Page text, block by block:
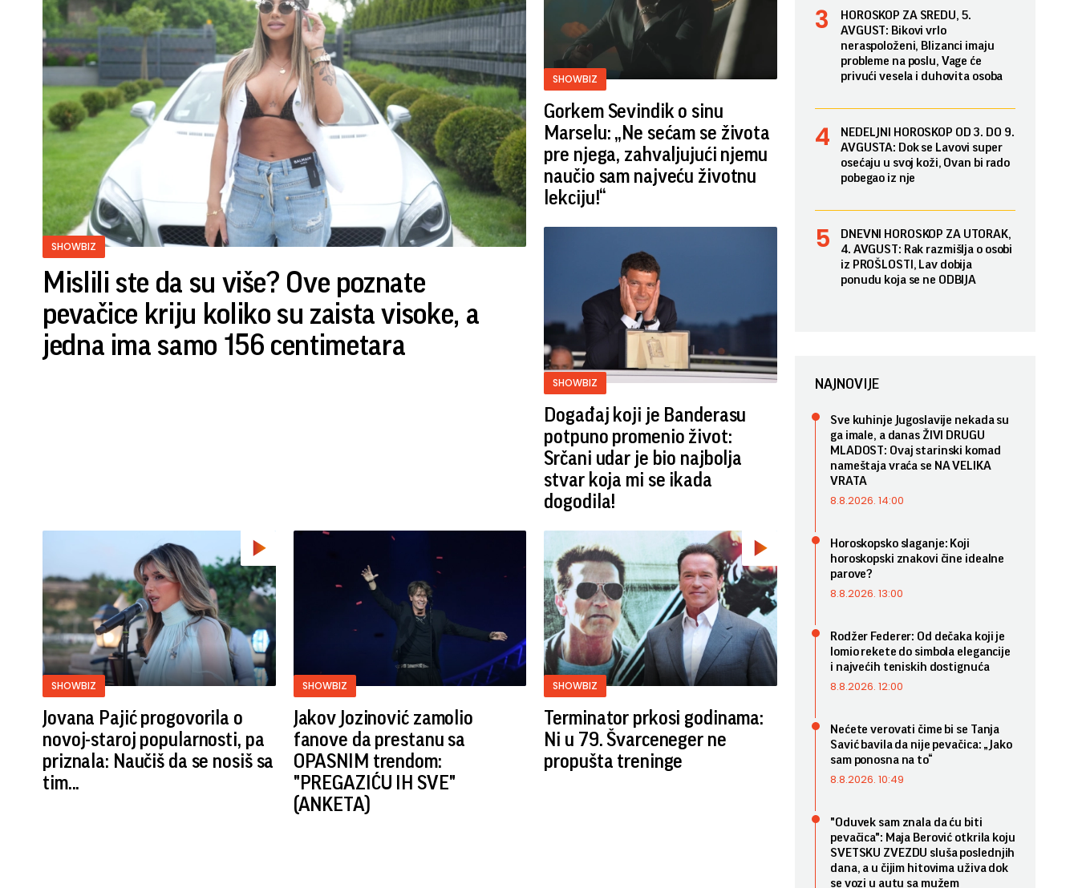
SHOWBIZ
Mislili ste da su više? Ove poznate
pevačice kriju koliko su zaista visoke, a
jedna ima samo 156 centimetara
SHOWBIZ
Gorkem Sevindik o sinu
Marselu: „Ne sećam se života
pre njega, zahvaljujući njemu
naučio sam najveću životnu
lekciju!“
SHOWBIZ
Događaj koji je Banderasu
potpuno promenio život:
Srčani udar je bio najbolja
stvar koja mi se ikada
dogodila!
SHOWBIZ
Jovana Pajić progovorila o
novoj-staroj popularnosti, pa
priznala: Naučiš da se nosiš sa
tim...
SHOWBIZ
Jakov Jozinović zamolio
fanove da prestanu sa
OPASNIM trendom:
"PREGAZIĆU IH SVE"
(ANKETA)
SHOWBIZ
Terminator prkosi godinama:
Ni u 79. Švarceneger ne
propušta treninge
HOROSKOP ZA SREDU, 5.
AVGUST: Bikovi vrlo
neraspoloženi, Blizanci imaju
probleme na poslu, Vage će
privući vesela i duhovita osoba
NEDELJNI HOROSKOP OD 3. DO 9.
AVGUSTA: Dok se Lavovi super
osećaju u svoj koži, Ovan bi rado
pobegao iz nje
DNEVNI HOROSKOP ZA UTORAK,
4. AVGUST: Rak razmišlja o osobi
iz PROŠLOSTI, Lav dobija
ponudu koja se ne ODBIJA
NAJNOVIJE
Sve kuhinje Jugoslavije nekada su
ga imale, a danas ŽIVI DRUGU
MLADOST: Ovaj starinski komad
nameštaja vraća se NA VELIKA
VRATA
8.8.2026. 14:00
Horoskopsko slaganje: Koji
horoskopski znakovi čine idealne
parove?
8.8.2026. 13:00
Rodžer Federer: Od dečaka koji je
lomio rekete do simbola elegancije
i najvećih teniskih dostignuća
8.8.2026. 12:00
Nećete verovati čime bi se Tanja
Savić bavila da nije pevačica: „Jako
sam ponosna na to“
8.8.2026. 10:49
"Oduvek sam znala da ću biti
pevačica": Maja Berović otkrila koju
SVETSKU ZVEZDU sluša poslednjih
dana, a u čijim hitovima uživa dok
se vozi u autu sa mužem